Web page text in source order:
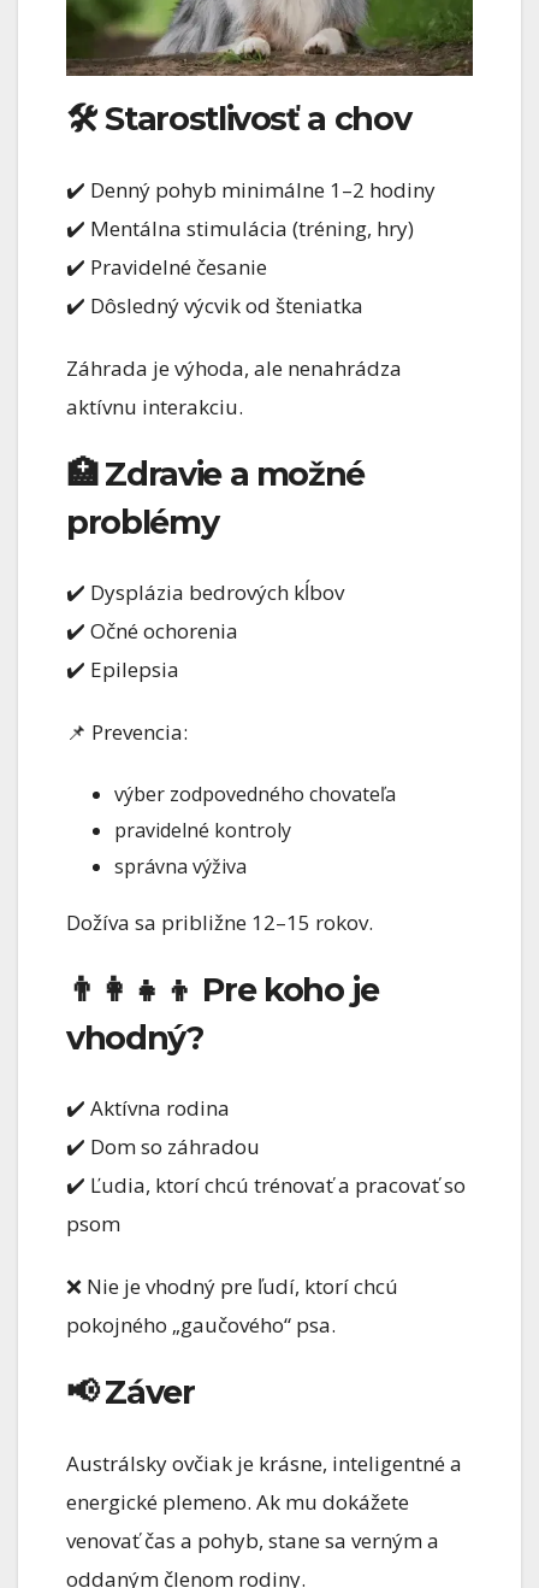
🛠 Starostlivosť a chov
✔️ Denný pohyb minimálne 1–2 hodiny
✔️ Mentálna stimulácia (tréning, hry)
✔️ Pravidelné česanie
✔️ Dôsledný výcvik od šteniatka
Záhrada je výhoda, ale nenahrádza
aktívnu interakciu.
🏥 Zdravie a možné
problémy
✔️ Dysplázia bedrových kĺbov
✔️ Očné ochorenia
✔️ Epilepsia
📌 Prevencia:
výber zodpovedného chovateľa
pravidelné kontroly
správna výživa
Dožíva sa približne 12–15 rokov.
👨‍👩‍👧‍👦 Pre koho je
vhodný?
✔️ Aktívna rodina
✔️ Dom so záhradou
✔️ Ľudia, ktorí chcú trénovať a pracovať so
psom
❌ Nie je vhodný pre ľudí, ktorí chcú
pokojného „gaučového“ psa.
📢 Záver
Austrálsky ovčiak je krásne, inteligentné a
energické plemeno. Ak mu dokážete
venovať čas a pohyb, stane sa verným a
oddaným členom rodiny.